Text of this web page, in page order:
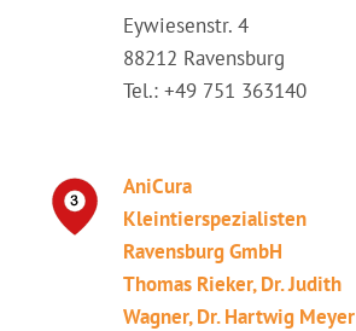
Eywiesenstr. 4
88212 Ravensburg
Tel.: +49 751 363140
AniCura
Kleintierspezialisten
Ravensburg GmbH
Thomas Rieker, Dr. Judith
Wagner, Dr. Hartwig Meyer